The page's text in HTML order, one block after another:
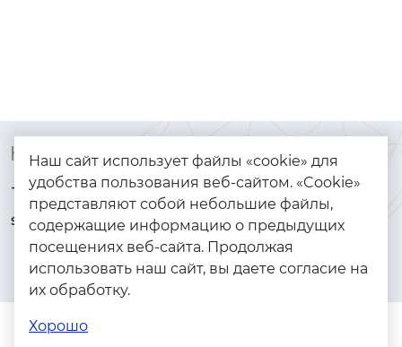
Контакты
+7 (925) 144-64-73
serebryanyye.grani@mail.ru
Каталог
Браслеты
Золото
Серебро
Помощь
Наш сайт использует файлы «cookie» для
удобства пользования веб-сайтом. «Cookie»
представляют собой небольшие файлы,
содержащие информацию о предыдущих
посещениях веб-сайта. Продолжая
использовать наш сайт, вы даете согласие на
их обработку.
Хорошо